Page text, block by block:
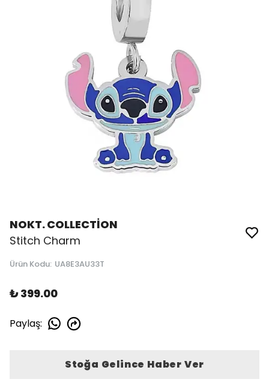
NOKT. COLLECTİON
Stitch Charm
Ürün Kodu: UA8E3AU33T
₺ 399.00
Paylaş:
Stoğa Gelince Haber Ver